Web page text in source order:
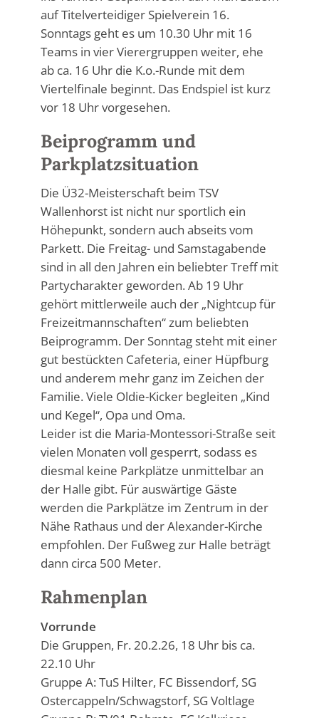
auf Titelverteidiger Spielverein 16.
Sonntags geht es um 10.30 Uhr mit 16
Teams in vier Vierergruppen weiter, ehe
ab ca. 16 Uhr die K.o.-Runde mit dem
Viertelfinale beginnt. Das Endspiel ist kurz
vor 18 Uhr vorgesehen.
Beiprogramm und
Parkplatzsituation
Die Ü32-Meisterschaft beim TSV
Wallenhorst ist nicht nur sportlich ein
Höhepunkt, sondern auch abseits vom
Parkett. Die Freitag- und Samstagabende
sind in all den Jahren ein beliebter Treff mit
Partycharakter geworden. Ab 19 Uhr
gehört mittlerweile auch der „Nightcup für
Freizeitmannschaften“ zum beliebten
Beiprogramm. Der Sonntag steht mit einer
gut bestückten Cafeteria, einer Hüpfburg
und anderem mehr ganz im Zeichen der
Familie. Viele Oldie-Kicker begleiten „Kind
und Kegel“, Opa und Oma.
Leider ist die Maria-Montessori-Straße seit
vielen Monaten voll gesperrt, sodass es
diesmal keine Parkplätze unmittelbar an
der Halle gibt. Für auswärtige Gäste
werden die Parkplätze im Zentrum in der
Nähe Rathaus und der Alexander-Kirche
empfohlen. Der Fußweg zur Halle beträgt
dann circa 500 Meter.
Rahmenplan
Vorrunde
Die Gruppen, Fr. 20.2.26, 18 Uhr bis ca.
22.10 Uhr
Gruppe A: TuS Hilter, FC Bissendorf, SG
Ostercappeln/Schwagstorf, SG Voltlage